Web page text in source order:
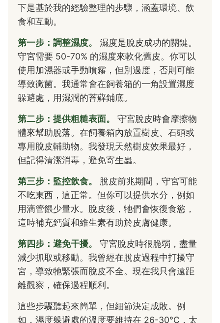
下是基於我的經驗整理的步驟，涵蓋環境、飲
食和互動。
第一步：調整濕度。
濕度是脫皮成功的關鍵。
守宮需要 50-70% 的濕度來軟化舊皮。你可以
使用加濕器或手動噴霧，但別過度，否則可能
導致黴菌。我通常會在飼養箱的一角設置濕度
躲避處，用濕潤的苔蘚鋪底。
第二步：提供粗糙表面。
守宮脫皮時會摩擦物
體來幫助脫落。在飼養箱內放置樹皮、石頭或
專用脫皮輔助物。我發現天然樹皮效果最好，
但記得清潔消毒，避免寄生蟲。
第三步：監控飲食。
脫皮前兆期間，守宮可能
不吃東西，這正常。但你可以提供水分，例如
用滴管餵少量水。脫皮後，牠們會恢復食慾，
這時補充鈣質和維生素有助於皮膚健康。
第四步：避免干擾。
守宮脫皮時很脆弱，盡量
減少抓取或移動。我曾經在脫皮過程中打擾守
宮，導致牠緊張而脫皮不全。現在我只會遠距
離觀察，確保過程順利。
這些步驟聽起來簡單，但細節決定成敗。例
如，濕度躲避處的溫度要維持在 26-30°C，太